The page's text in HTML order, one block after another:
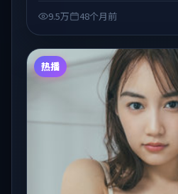
9.5万 48个月前
热播